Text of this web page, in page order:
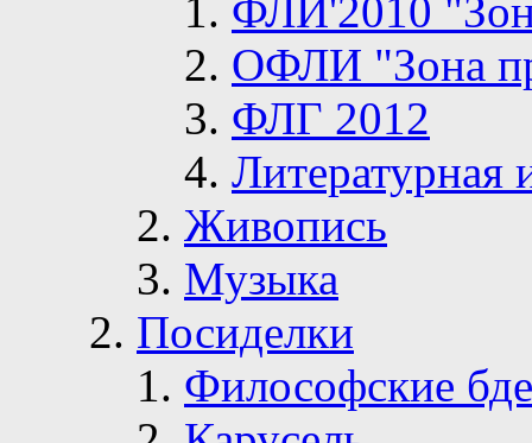
ФЛИ'2010
ОФЛИ "Зона
ФЛГ 2012
Живопись
Музыка
Посиделки
Философские